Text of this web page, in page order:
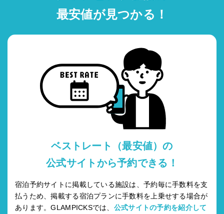
最安値が見つかる！
ベストレート（最安値）の
公式サイトから予約できる！
宿泊予約サイトに掲載している施設は、予約毎に手数料を支
払うため、掲載する宿泊プランに手数料を上乗せする場合が
あります。GLAMPICKSでは、 公式サイトの予約を紹介して